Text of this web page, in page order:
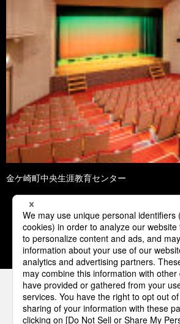
金ケ崎町中央生涯教育センター
1 2 3 4
パナソニックの電気設備 SNS